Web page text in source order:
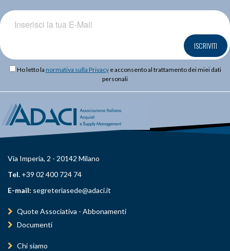
ISCRIVITI
Ho letto la normativa sulla Privacye acconsento al trattamento dei miei dati
personali
Via Imperia, 2 - 20142 Milano
Tel. +39 02 400 724 74
E-mail: segreteriasede@adaci.it
Quote Associativa - Abbonamenti
Documenti
Chi siamo